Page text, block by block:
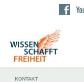
KONTAKT